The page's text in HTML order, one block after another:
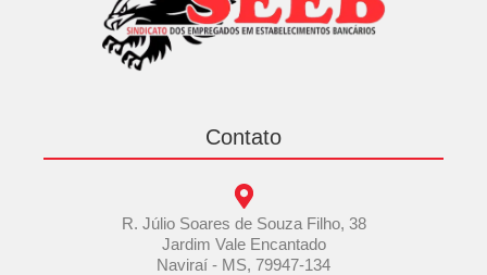
Contato
R. Júlio Soares de Souza Filho, 38
Jardim Vale Encantado
Naviraí - MS, 79947-134